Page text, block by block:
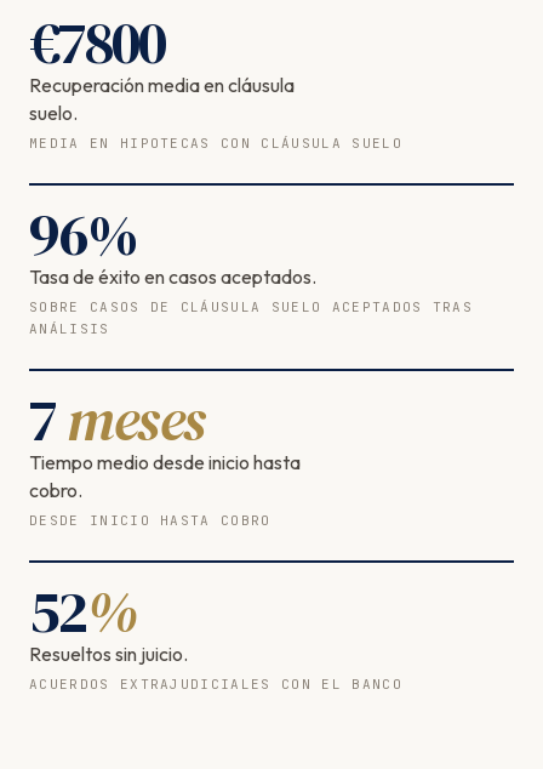
€7800
Recuperación media en cláusula
suelo.
MEDIA EN HIPOTECAS CON CLÁUSULA SUELO
96%
Tasa de éxito en casos aceptados.
SOBRE CASOS DE CLÁUSULA SUELO ACEPTADOS TRAS
ANÁLISIS
7meses
Tiempo medio desde inicio hasta
cobro.
DESDE INICIO HASTA COBRO
52%
Resueltos sin juicio.
ACUERDOS EXTRAJUDICIALES CON EL BANCO